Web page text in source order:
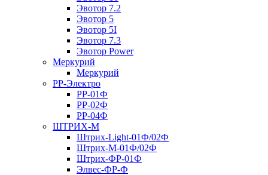
Эвотор 7.2
Эвотор 5
Эвотор 5I
Эвотор 7.3
Эвотор Power
Меркурий
Меркурий
РР-Электро
РР-01Ф
РР-02Ф
РР-04Ф
ШТРИХ-М
Штрих-Light-01Ф/02Ф
Штрих-М-01Ф/02Ф
Штрих-ФР-01Ф
Элвес-ФР-Ф